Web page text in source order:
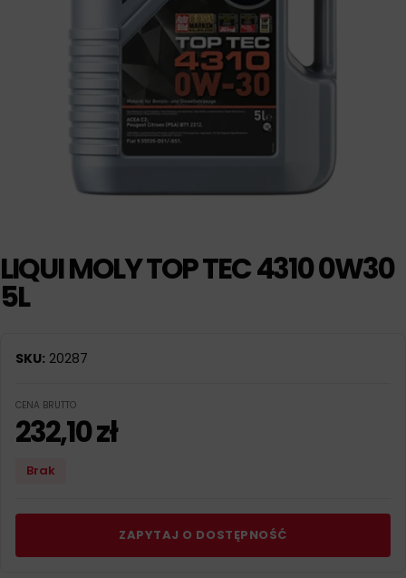
LIQUI MOLY TOP TEC 4310 0W30
5L
SKU: 20287
CENA BRUTTO
232,10zł
Brak
ZAPYTAJ O DOSTĘPNOŚĆ